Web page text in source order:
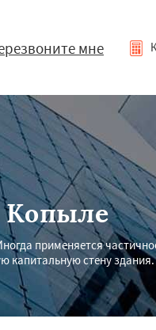
мне
Копыле
применяется
капитальную стену здания.